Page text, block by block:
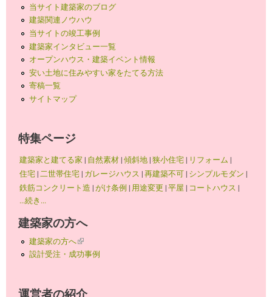
当サイト建築家のブログ
建築関連ノウハウ
当サイトの竣工事例
建築家インタビュー一覧
オープンハウス・建築イベント情報
安い土地に住みやすい家をたてる方法
寄稿一覧
サイトマップ
特集ページ
建築家と建てる家 | 自然素材|傾斜地|狭小住宅| リフォーム |
住宅|二世帯住宅| ガレージハウス |再建築不可| シンプルモダン |
鉄筋コンクリート造 |がけ条例 | 用途変更 |平屋 | コートハウス |
...続き...
建築家の方へ
建築家の方へ(link is external)
設計受注・成功事例